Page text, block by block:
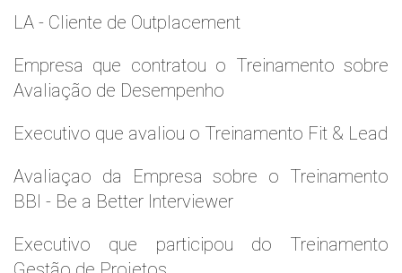
LA - Cliente de Outplacement
Empresa que contratou o Treinamento sobre
Avaliação de Desempenho
Executivo que avaliou o Treinamento Fit & Lead
Avaliaçao da Empresa sobre o Treinamento
BBI - Be a Better Interviewer
Executivo que participou do Treinamento